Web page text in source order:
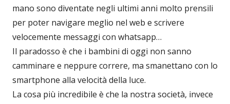
mano sono diventate negli ultimi anni molto prensili
per poter navigare meglio nel web e scrivere
velocemente messaggi con whatsapp…
Il paradosso è che i bambini di oggi non sanno
camminare e neppure correre, ma smanettano con lo
smartphone alla velocità della luce.
La cosa più incredibile è che la nostra società, invece